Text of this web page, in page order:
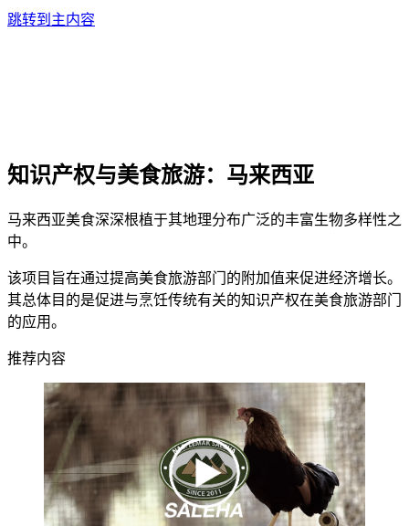
跳转到主内容
知识产权与美食旅游：马来西亚
马来西亚美食深深根植于其地理分布广泛的丰富生物多样性之
中。
该项目旨在通过提高美食旅游部门的附加值来促进经济增长。
其总体目的是促进与烹饪传统有关的知识产权在美食旅游部门
的应用。
推荐内容